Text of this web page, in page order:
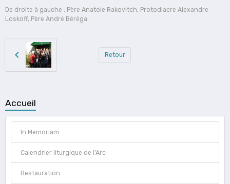
De droite à gauche : Père Anatole Rakovitch, Protodiacre Alexandre
Loskoff, Père André Béréga
Retour
Accueil
In Memoriam
Calendrier liturgique de l'Arc
Restauration